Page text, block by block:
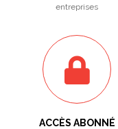
entreprises
ACCÈS ABONNÉ